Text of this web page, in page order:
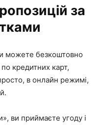
за
можете безкоштовно
по кредитних карт,
в онлайн режимі,
ви приймаєте угоду і